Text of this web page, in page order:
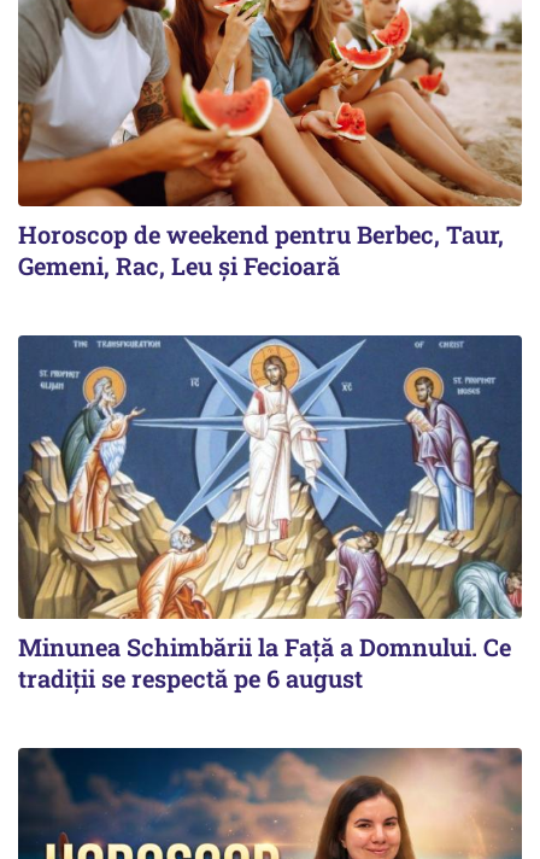
Horoscop de weekend pentru Berbec, Taur,
Gemeni, Rac, Leu și Fecioară
Minunea Schimbării la Față a Domnului. Ce
tradiții se respectă pe 6 august